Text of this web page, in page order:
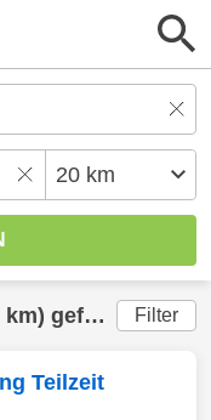
gefunden Filter
Teilzeit